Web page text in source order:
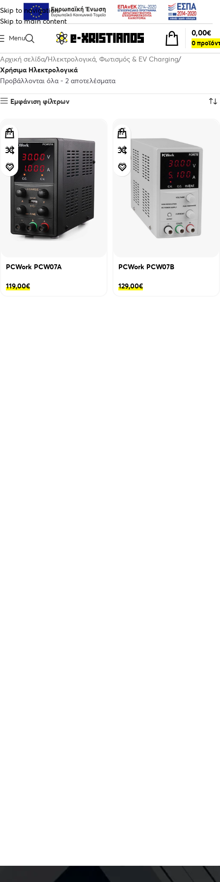
Skip to navigation
Skip to main content
Menu
0
0,00€
Αρχική σελίδα Ηλεκτρολογικά, Φωτισμός & EV Charging
Χρήσιμα Ηλεκτρολογικά
Προβάλλονται όλα - 2 αποτελέσματα
Εμφάνιση φίλτρων
PCWork PCW07A
119,00€
PCWork PCW07B
129,00€